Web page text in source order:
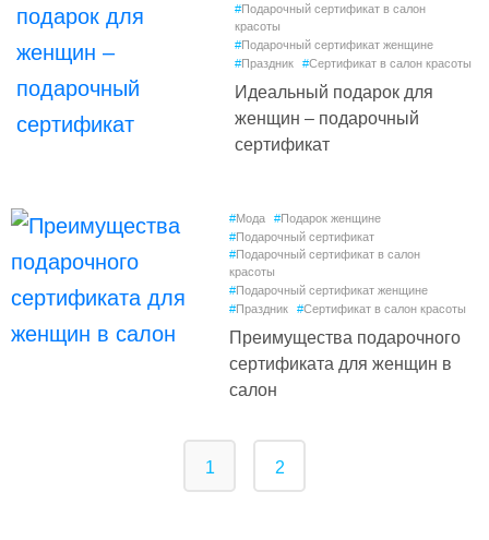
#Подарочный сертификат в салон
красоты
#Подарочный сертификат женщине
#Праздник #Сертификат в салон красоты
Идеальный подарок для
женщин – подарочный
сертификат
#Мода #Подарок женщине
#Подарочный сертификат
#Подарочный сертификат в салон
красоты
#Подарочный сертификат женщине
#Праздник #Сертификат в салон красоты
Преимущества подарочного
сертификата для женщин в
салон
1 2